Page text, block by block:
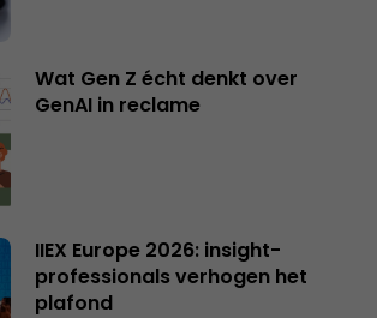
Wat Gen Z écht denkt over
GenAI in reclame
IIEX Europe 2026: insight-
professionals verhogen het
plafond